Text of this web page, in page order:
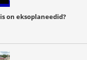
on eksoplaneedid?